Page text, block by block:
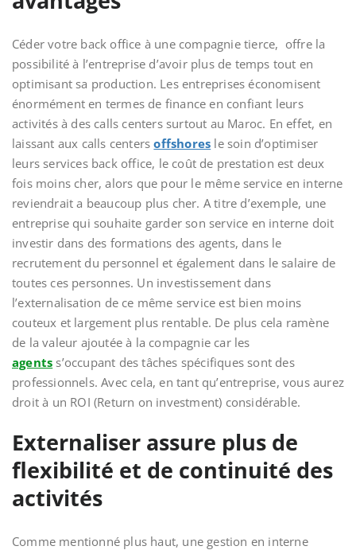
Céder votre back office à une compagnie tierce, offre la
possibilité à l’entreprise d’avoir plus de temps tout en
optimisant sa production. Les entreprises économisent
énormément en termes de finance en confiant leurs
activités à des calls centers surtout au Maroc. En effet, en
laissant aux calls centers offshores le soin d’optimiser
leurs services back office, le coût de prestation est deux
fois moins cher, alors que pour le même service en interne
reviendrait a beaucoup plus cher. A titre d’exemple, une
entreprise qui souhaite garder son service en interne doit
investir dans des formations des agents, dans le
recrutement du personnel et également dans le salaire de
toutes ces personnes. Un investissement dans
l’externalisation de ce même service est bien moins
couteux et largement plus rentable. De plus cela ramène
de la valeur ajoutée à la compagnie car les
agents s’occupant des tâches spécifiques sont des
professionnels. Avec cela, en tant qu’entreprise, vous aurez
droit à un ROI (Return on investment) considérable.
Externaliser assure plus de
flexibilité et de continuité des
activités
Comme mentionné plus haut, une gestion en interne